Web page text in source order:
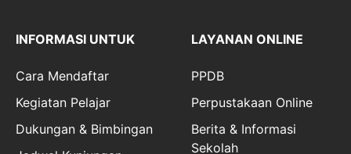
INFORMASI UNTUK
Cara Mendaftar
Kegiatan Pelajar
Dukungan & Bimbingan
LAYANAN ONLINE
PPDB
Perpustakaan Online
Berita & Informasi
Sekolah